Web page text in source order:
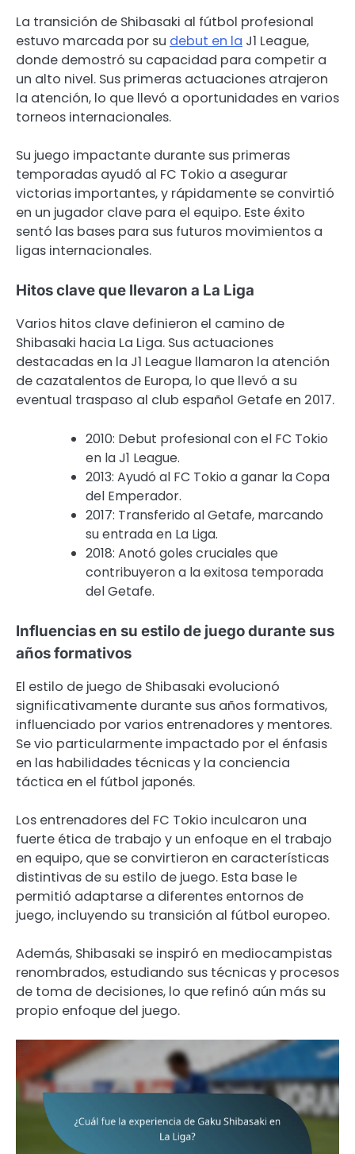
La transición de Shibasaki al fútbol profesional
estuvo marcada por su debut en la J1 League,
donde demostró su capacidad para competir a
un alto nivel. Sus primeras actuaciones atrajeron
la atención, lo que llevó a oportunidades en varios
torneos internacionales.
Su juego impactante durante sus primeras
temporadas ayudó al FC Tokio a asegurar
victorias importantes, y rápidamente se convirtió
en un jugador clave para el equipo. Este éxito
sentó las bases para sus futuros movimientos a
ligas internacionales.
Hitos clave que llevaron a La Liga
Varios hitos clave definieron el camino de
Shibasaki hacia La Liga. Sus actuaciones
destacadas en la J1 League llamaron la atención
de cazatalentos de Europa, lo que llevó a su
eventual traspaso al club español Getafe en 2017.
2010: Debut profesional con el FC Tokio
en la J1 League.
2013: Ayudó al FC Tokio a ganar la Copa
del Emperador.
2017: Transferido al Getafe, marcando
su entrada en La Liga.
2018: Anotó goles cruciales que
contribuyeron a la exitosa temporada
del Getafe.
Influencias en su estilo de juego durante sus
años formativos
El estilo de juego de Shibasaki evolucionó
significativamente durante sus años formativos,
influenciado por varios entrenadores y mentores.
Se vio particularmente impactado por el énfasis
en las habilidades técnicas y la conciencia
táctica en el fútbol japonés.
Los entrenadores del FC Tokio inculcaron una
fuerte ética de trabajo y un enfoque en el trabajo
en equipo, que se convirtieron en características
distintivas de su estilo de juego. Esta base le
permitió adaptarse a diferentes entornos de
juego, incluyendo su transición al fútbol europeo.
Además, Shibasaki se inspiró en mediocampistas
renombrados, estudiando sus técnicas y procesos
de toma de decisiones, lo que refinó aún más su
propio enfoque del juego.